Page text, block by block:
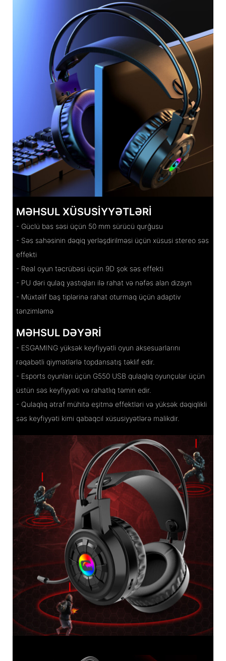
MƏHSUL XÜSUSIYYƏTLƏRI
- Güclü bas səsi üçün 50 mm sürücü qurğusu
- Səs sahəsinin dəqiq yerləşdirilməsi üçün xüsusi stereo səs
effekti
- Real oyun təcrübəsi üçün 9D şok səs effekti
- PU dəri qulaq yastıqları ilə rahat və nəfəs alan dizayn
- Müxtəlif baş tiplərinə rahat oturmaq üçün adaptiv
tənzimləmə
MƏHSUL DƏYƏRI
- ESGAMING yüksək keyfiyyətli oyun aksesuarlarını
rəqabətli qiymətlərlə topdansatış təklif edir.
- Esports oyunları üçün G550 USB qulaqlıq oyunçular üçün
üstün səs keyfiyyəti və rahatlıq təmin edir.
- Qulaqlıq ətraf mühitə eşitmə effektləri və yüksək dəqiqlikli
səs keyfiyyəti kimi qabaqcıl xüsusiyyətlərə malikdir.